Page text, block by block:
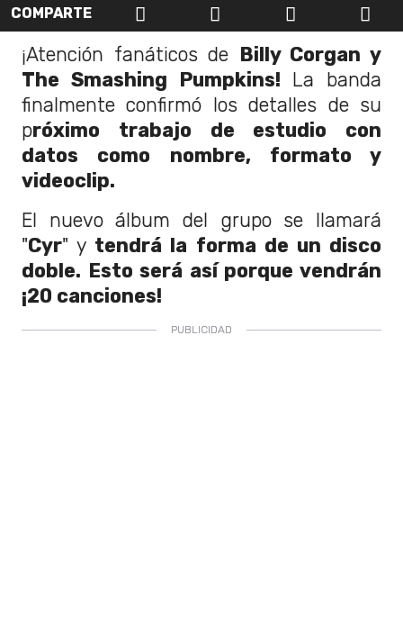
COMPARTE
¡Atención fanáticos de Billy Corgan y
The Smashing Pumpkins! La banda
finalmente confirmó los detalles de su
próximo trabajo de estudio con
datos como nombre, formato y
videoclip.
El nuevo álbum del grupo se llamará
"Cyr" y tendrá la forma de un disco
doble. Esto será así porque vendrán
¡20 canciones!